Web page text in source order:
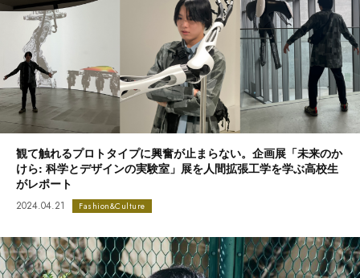
観て触れるプロトタイプに興奮が止まらない。企画展「未来のか
けら: 科学とデザインの実験室」展を人間拡張工学を学ぶ高校生
がレポート
2024.04.21 Fashion&Culture